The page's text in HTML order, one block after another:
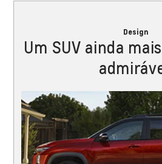
Design
Um SUV ainda